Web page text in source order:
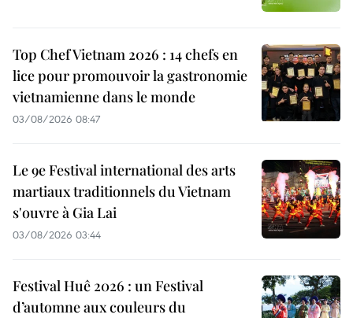
Top Chef Vietnam 2026 : 14 chefs en
lice pour promouvoir la gastronomie
vietnamienne dans le monde
03/08/2026 08:47
Le 9e Festival international des arts
martiaux traditionnels du Vietnam
s'ouvre à Gia Lai
03/08/2026 03:44
Festival Huê 2026 : un Festival
d’automne aux couleurs du